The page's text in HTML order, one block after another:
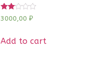
Rated
2.00
3000,00 ₽
Add to cart